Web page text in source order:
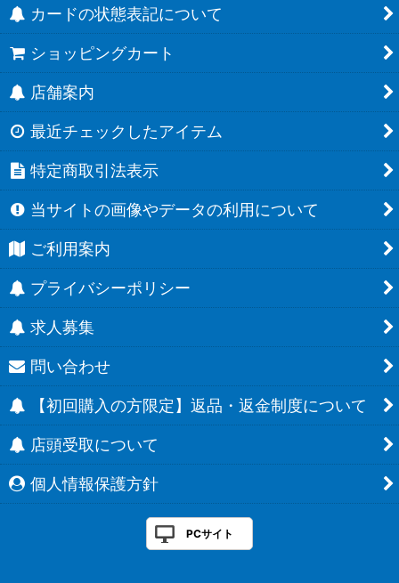
カードの状態表記について
ショッピングカート
店舗案内
最近チェックしたアイテム
特定商取引法表示
当サイトの画像やデータの利用について
ご利用案内
プライバシーポリシー
求人募集
問い合わせ
【初回購入の方限定】返品・返金制度について
店頭受取について
個人情報保護方針
PCサイト